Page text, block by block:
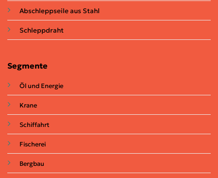
Abschleppseile aus Stahl
Schleppdraht
Segmente
Öl und Energie
Krane
Schiffahrt
Fischerei
Bergbau